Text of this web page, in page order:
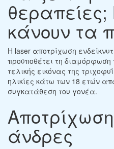
κάνουν τα
Η laser αποτρίχωση
προϋποθέτει τη διαμόρφωση
τελικής εικόνας της
ηλικίες κάτω των 18 ετών
συγκατάθεση του γονέα.
άνδρες